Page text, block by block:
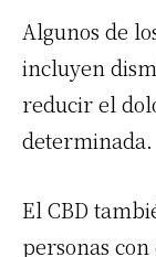
Algunos de
incluyen
reducir el
determinada.
El CBD
personas